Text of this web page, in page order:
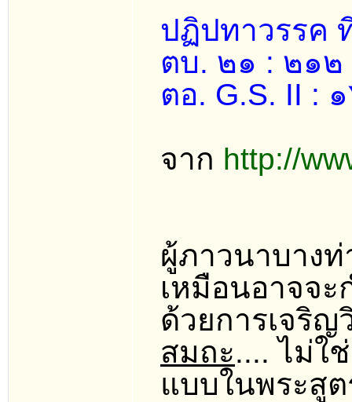
ปฏิปทาวรรค
ตบ. ๒๑ : ๒๑
ตอ. G.S. II :
จาก http://
ผู้ภาวนาบาง
เหมือนอาจจะ
ด้วยการเจริ
สมถะ.... ไม่
แบบในพระสูต